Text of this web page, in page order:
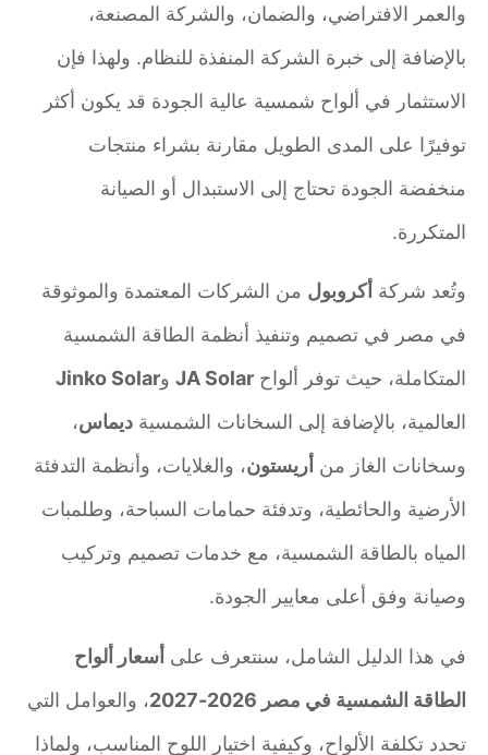
والعمر الافتراضي، والضمان، والشركة المصنعة،
بالإضافة إلى خبرة الشركة المنفذة للنظام. ولهذا فإن
الاستثمار في ألواح شمسية عالية الجودة قد يكون أكثر
توفيرًا على المدى الطويل مقارنة بشراء منتجات
منخفضة الجودة تحتاج إلى الاستبدال أو الصيانة
المتكررة.
وتُعد شركةأكروبولمن الشركات المعتمدة والموثوقة
في مصر في تصميم وتنفيذ أنظمة الطاقة الشمسية
المتكاملة، حيث توفر ألواحJA SolarوJinko Solar
العالمية، بالإضافة إلى السخانات الشمسيةديماس،
وسخانات الغاز منأريستون، والغلايات، وأنظمة التدفئة
الأرضية والحائطية، وتدفئة حمامات السباحة، وطلمبات
المياه بالطاقة الشمسية، مع خدمات تصميم وتركيب
وصيانة وفق أعلى معايير الجودة.
في هذا الدليل الشامل، سنتعرف علىأسعار ألواح
الطاقة الشمسية في مصر 2026-2027
، والعوامل التي
تحدد تكلفة الألواح، وكيفية اختيار اللوح المناسب، ولماذا